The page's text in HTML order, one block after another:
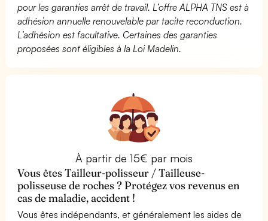
pour les garanties arrêt de travail. L’offre ALPHA TNS est à
adhésion annuelle renouvelable par tacite reconduction.
L’adhésion est facultative. Certaines des garanties
proposées sont éligibles à la Loi Madelin.
À partir de 15€ par mois
Vous êtes Tailleur-polisseur / Tailleuse-
polisseuse de roches ? Protégez vos revenus en
cas de maladie, accident !
Vous êtes indépendants, et généralement les aides de